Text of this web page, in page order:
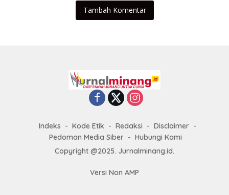
Tambah Komentar
Indeks Kode Etik Redaksi
Disclaimer
Pedoman Media Siber
Hubungi Kami
Copyright @2025. Jurnalminang.id.
Versi Non AMP